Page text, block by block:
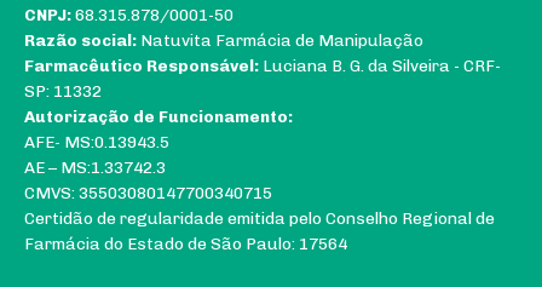
CNPJ:68.315.878/0001-50
Razão social: Natuvita Farmácia de Manipulação
Farmacêutico Responsável: Luciana B. G. da Silveira - CRF-
SP: 11332
Autorização de Funcionamento:
AFE- MS:0.13943.5
AE – MS:1.33742.3
CMVS: 35503080147700340715
Certidão de regularidade emitida pelo Conselho Regional de
Farmácia do Estado de São Paulo: 17564